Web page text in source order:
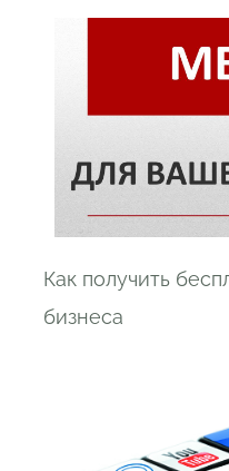
Как получить
бизнеса